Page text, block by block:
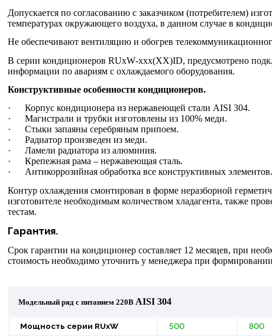
Допускается по согласованию с заказчиком (потребителем)
температурах окружающего воздуха, в данном
Не обеспечивают вентиляцию и обогрев
В серии кондиционеров RUxW-xxx(XX)ID, предусмотрено
информации по авариям с охлаждаемого оборудования.
Конструктивные особенности кондиционеров.
· Корпус кондиционера из нержавеющей стали AISI304.
· Магистрали и трубки изготовлены из 100% меди.
· Стыки запаяны серебряным припоем.
· Радиатор произведен из меди.
· Ламели радиатора из алюминия.
· Крепежная рама – нержавеющая сталь.
· Антикоррозийная обработка все конструктивных элементов.
Контур охлаждения смонтирован в форме неразборной
изготовителе необходимым количеством хладагента, также
тестам.
Гарантия.
Срок гарантии на кондиционер составляет 12 месяцев, при
стоимость необходимо уточнить у менеджера при формировании
Модельный ряд с питанием 220В AISI304
Мощность серии RUxW 500 800